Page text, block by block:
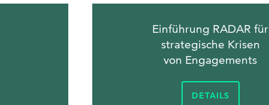
Einführung RADAR für
strategische Krisen
von Engagements
DETAILS